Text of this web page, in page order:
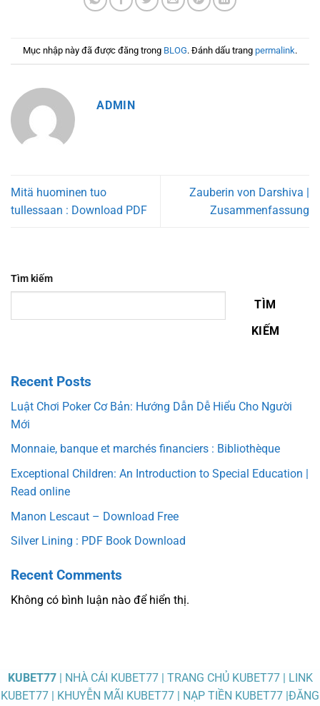
Mục nhập này đã được đăng trong BLOG. Đánh dấu trang permalink.
ADMIN
Mitä huominen tuo
tullessaan : Download PDF
Zauberin von Darshiva |
Zusammenfassung
Tìm kiếm
TÌM
KIẾM
Recent Posts
Luật Chơi Poker Cơ Bản: Hướng Dẫn Dễ Hiểu Cho Người
Mới
Monnaie, banque et marchés financiers : Bibliothèque
Exceptional Children: An Introduction to Special Education |
Read online
Manon Lescaut – Download Free
Silver Lining : PDF Book Download
Recent Comments
Không có bình luận nào để hiển thị.
KUBET77| NHÀ CÁI KUBET77 | TRANG CHỦ KUBET77 | LINK
KUBET77 | KHUYỄN MÃI KUBET77 | NẠP TIỀN KUBET77 |ĐĂNG